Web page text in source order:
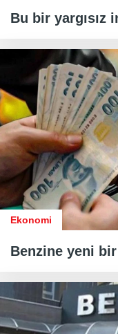
Bu bir yargısız
Ekonomi
Benzine yeni